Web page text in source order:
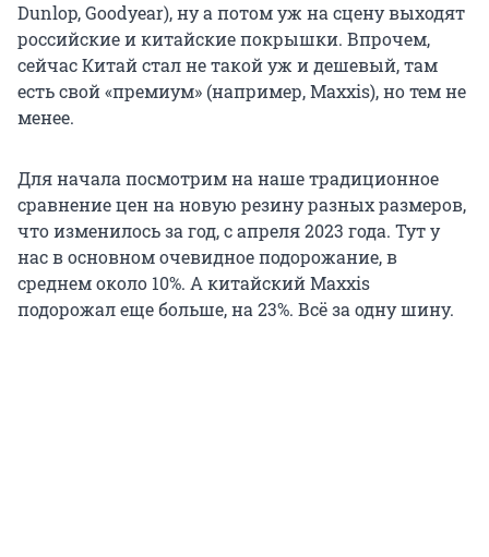
Dunlop, Goodyear), ну а потом уж на сцену выходят
российские и китайские покрышки. Впрочем,
сейчас Китай стал не такой уж и дешевый, там
есть свой «премиум» (например, Maxxis), но тем не
менее.
Для начала посмотрим на наше традиционное
сравнение цен на новую резину разных размеров,
что изменилось за год, с апреля 2023 года. Тут у
нас в основном очевидное подорожание, в
среднем около 10%. А китайский Maxxis
подорожал еще больше, на 23%. Всё за одну шину.